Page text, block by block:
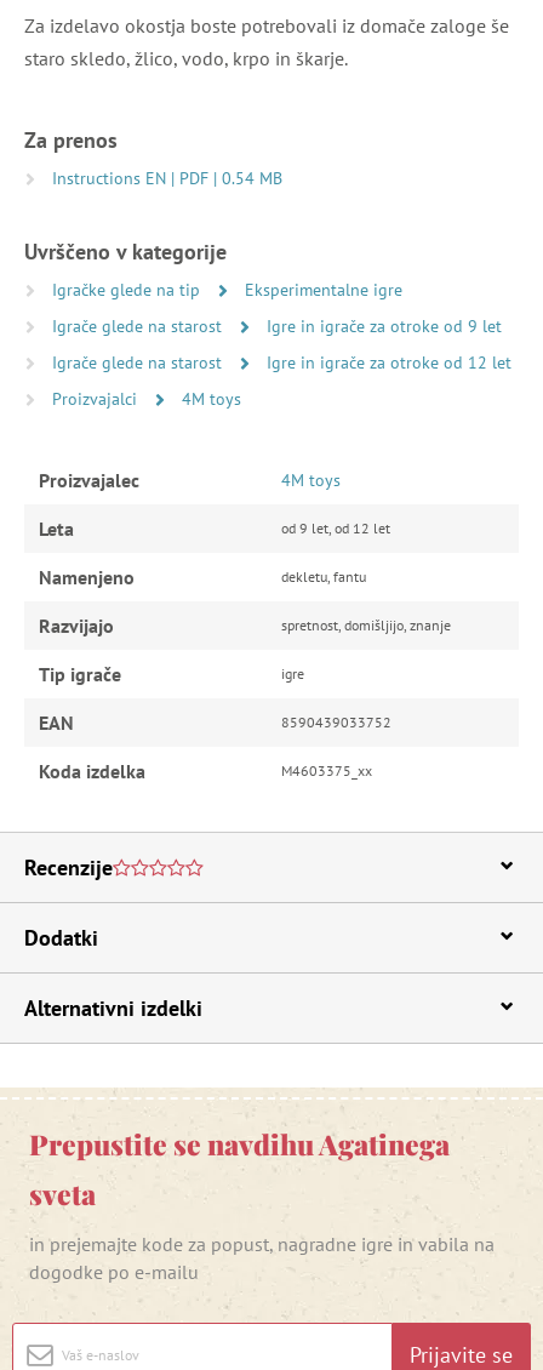
Za izdelavo okostja boste potrebovali iz domače zaloge še
staro skledo, žlico, vodo, krpo in škarje.
Za prenos
Instructions EN | PDF | 0.54 MB
Uvrščeno v kategorije
Igračke glede na tip
Eksperimentalne igre
Igrače glede na starost
Igre in igrače za otroke od 9 let
Igrače glede na starost
Igre in igrače za otroke od 12 let
Proizvajalci
4M toys
Proizvajalec 4M toys
Leta od 9 let, od 12 let
Namenjeno dekletu, fantu
Razvijajo spretnost, domišljijo, znanje
Tip igrače igre
EAN 8590439033752
Koda izdelka M4603375_xx
Recenzije
Dodatki
Alternativni izdelki
Prepustite se navdihu Agatinega
sveta
in prejemajte kode za popust, nagradne igre in vabila na
dogodke po e-mailu
Prijavite se